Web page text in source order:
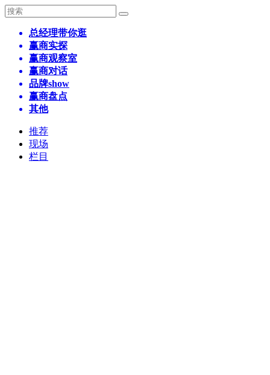
总经理带你逛
赢商实探
赢商观察室
赢商对话
品牌show
赢商盘点
其他
推荐
现场
栏目